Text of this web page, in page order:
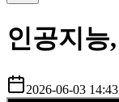
인공지능
2026-06-03 14:43